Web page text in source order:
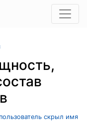
скрыл имя